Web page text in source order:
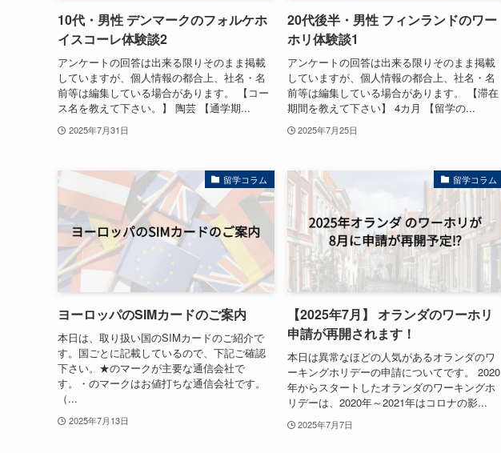
10代・男性 デンマークのフォルケホ
イスコーレ体験談2
アンケートの回答は出来る限りそのまま掲載
していますが、個人情報の都合上、社名・名
前等は編集している場合があります。 【コー
ス名を教えて下さい。】 陶芸 【通学期...
2025年7月31日
20代後半・男性 フィンランドのワー
ホリ体験談1
アンケートの回答は出来る限りそのまま掲載
していますが、個人情報の都合上、社名・名
前等は編集している場合があります。 【滞在
期間を教えて下さい】 4カ月 【留学の...
2025年7月25日
留学コラム
ヨーロッパのSIMカードのご案内
本日は、取り扱い国のSIMカードのご紹介で
す。国ごとに記載しているので、下記ご確認
下さい。★のマークが主要な通信会社で
す。・のマークはお値打ちな通信会社です。
（...
2025年7月13日
留学コラム
【2025年7月】 オランダのワーホリ
申請が再開されます！
本日は異常なほどの人気があるオランダのワ
ーキングホリデーの申請についてです。 2020
年からスタートしたオランダのワーキングホ
リデーは、2020年～2021年はコロナの影...
2025年7月7日